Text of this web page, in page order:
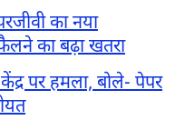
का नया
फैलने का बढ़ा खतरा
पर हमला, बोले- पेपर